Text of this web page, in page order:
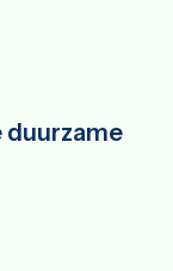
duurzame